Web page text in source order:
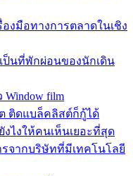
องมือทางการตลาดในเชิง
เป็นที่พักผ่อนของนักเดิน
film
ติดแบล็คลิสต์ก็กู้ได้
ไงให้คนเห็นเยอะที่สุด
รจากบริษัทที่มีเทคโนโลยี